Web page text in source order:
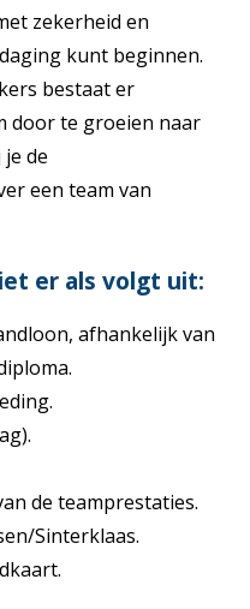
zekerheid en
kunt beginnen.
bestaat er
door te groeien naar
de
een team van
er als volgt uit:
afhankelijk van
de teamprestaties.
Sinterklaas.